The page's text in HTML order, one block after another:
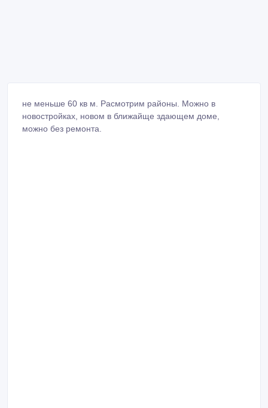
не меньше 60 кв м. Расмотрим районы. Можно в
новостройках, новом в ближайще здающем доме,
можно без ремонта.